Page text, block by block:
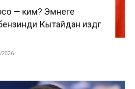
— ким? Эмнеге
Кытайдан издөөгө
2026